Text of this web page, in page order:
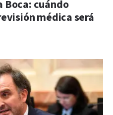
Boca: cuándo
médica será